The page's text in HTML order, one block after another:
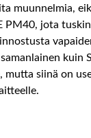
muunnelmia,
PM40, jota
kuin
mutta siinä on